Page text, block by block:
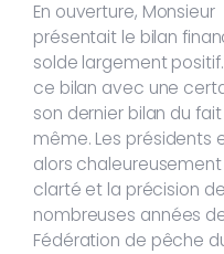
En ouverture, Monsieur
présentait le bilan
solde largement positif.
ce bilan avec une
son dernier bilan du
même. Les présidents
alors
clarté et la précision
nombreuses années
Fédération de pêche